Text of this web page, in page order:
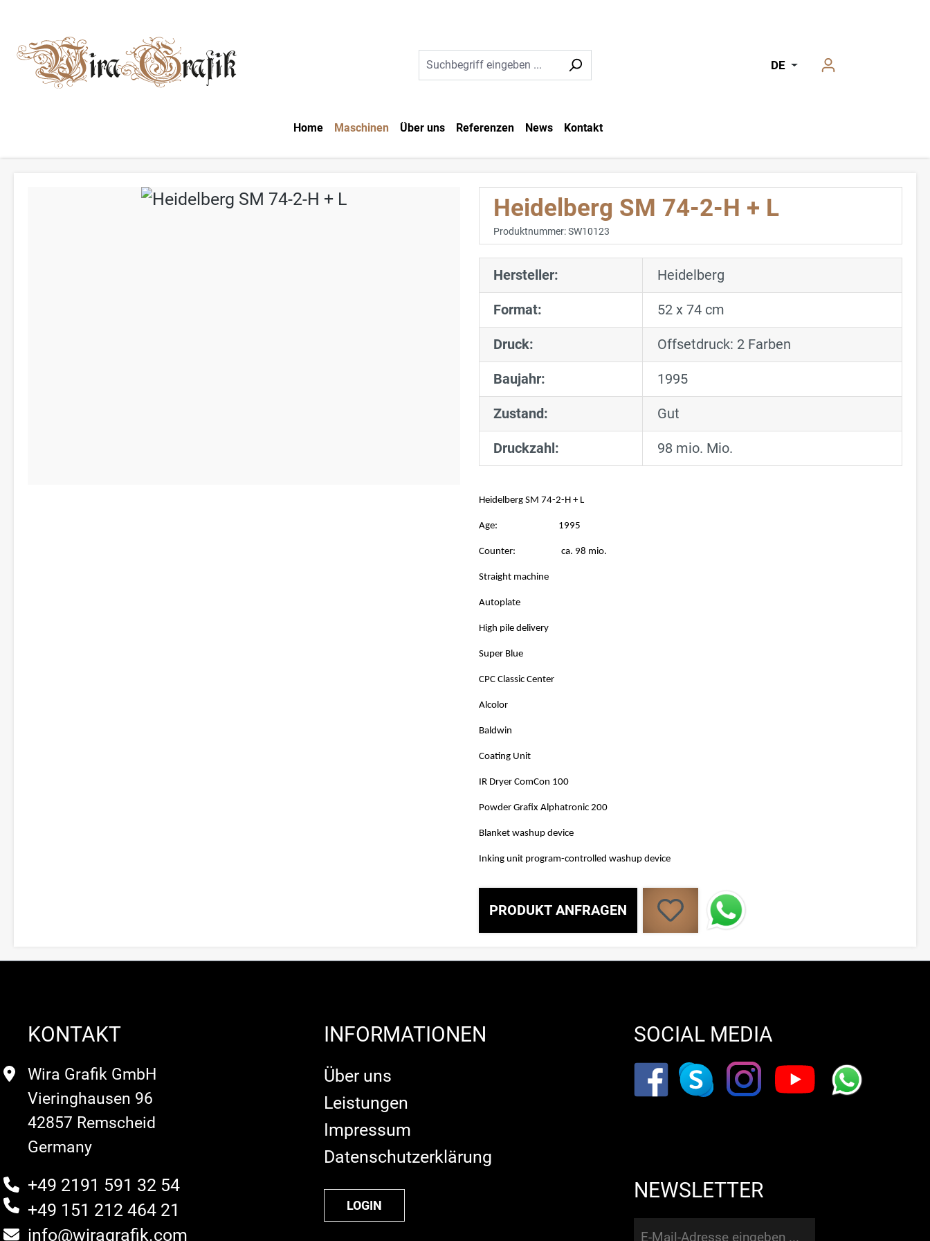
Home Maschinen Über uns Referenzen News Kontakt
DE
Bildergalerie überspringen Heidelberg SM 74-2-H + L
Produktnummer:SW10123
Hersteller: Heidelberg
Format: 52 x 74 cm
Druck: Offsetdruck: 2 Farben
Baujahr: 1995
Zustand: Gut
Druckzahl: 98 mio. Mio.
Heidelberg SM 74-2-H + L
Age: 1995
Counter: ca. 98 mio.
Straight machine
Autoplate
High pile delivery
Super Blue
CPC Classic Center
Alcolor
Baldwin
Coating Unit
IR Dryer ComCon 100
Powder Grafix Alphatronic 200
Blanket washup device
Inking unit program-controlled washup device
PRODUKT ANFRAGEN
KONTAKT
Wira Grafik GmbH
Vieringhausen 96
42857 Remscheid
Germany
+49 2191 591 32 54
+49 151 212 464 21
info@wiragrafik.com
INFORMATIONEN
Über uns
Leistungen
Impressum
Datenschutzerklärung
LOGIN
SOCIAL MEDIA
NEWSLETTER